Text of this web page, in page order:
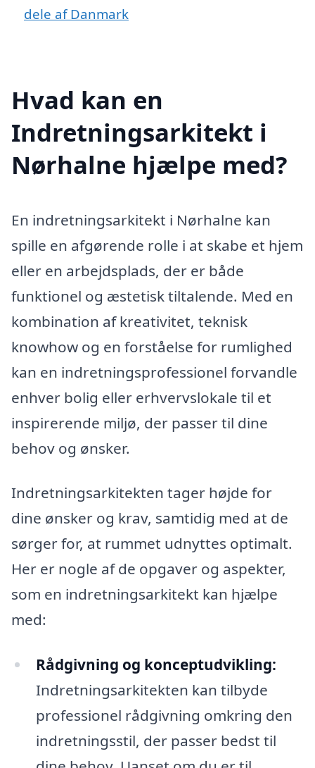
dele af Danmark
Hvad kan en
Indretningsarkitekt i
Nørhalne hjælpe med?
En indretningsarkitekt i Nørhalne kan
spille en afgørende rolle i at skabe et hjem
eller en arbejdsplads, der er både
funktionel og æstetisk tiltalende. Med en
kombination af kreativitet, teknisk
knowhow og en forståelse for rumlighed
kan en indretningsprofessionel forvandle
enhver bolig eller erhvervslokale til et
inspirerende miljø, der passer til dine
behov og ønsker.
Indretningsarkitekten tager højde for
dine ønsker og krav, samtidig med at de
sørger for, at rummet udnyttes optimalt.
Her er nogle af de opgaver og aspekter,
som en indretningsarkitekt kan hjælpe
med:
Rådgivning og konceptudvikling:
Indretningsarkitekten kan tilbyde
professionel rådgivning omkring den
indretningsstil, der passer bedst til